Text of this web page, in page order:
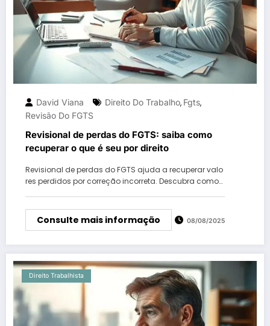
David Viana Direito Do Trabalho, Fgts,
Revisão Do FGTS
Revisional de perdas do FGTS: saiba como
recuperar o que é seu por direito
Revisional de perdas do FGTS ajuda a recuperar valo
res perdidos por correção incorreta. Descubra como…
Consulte mais informação 08/08/2025
Direito Trabalhista